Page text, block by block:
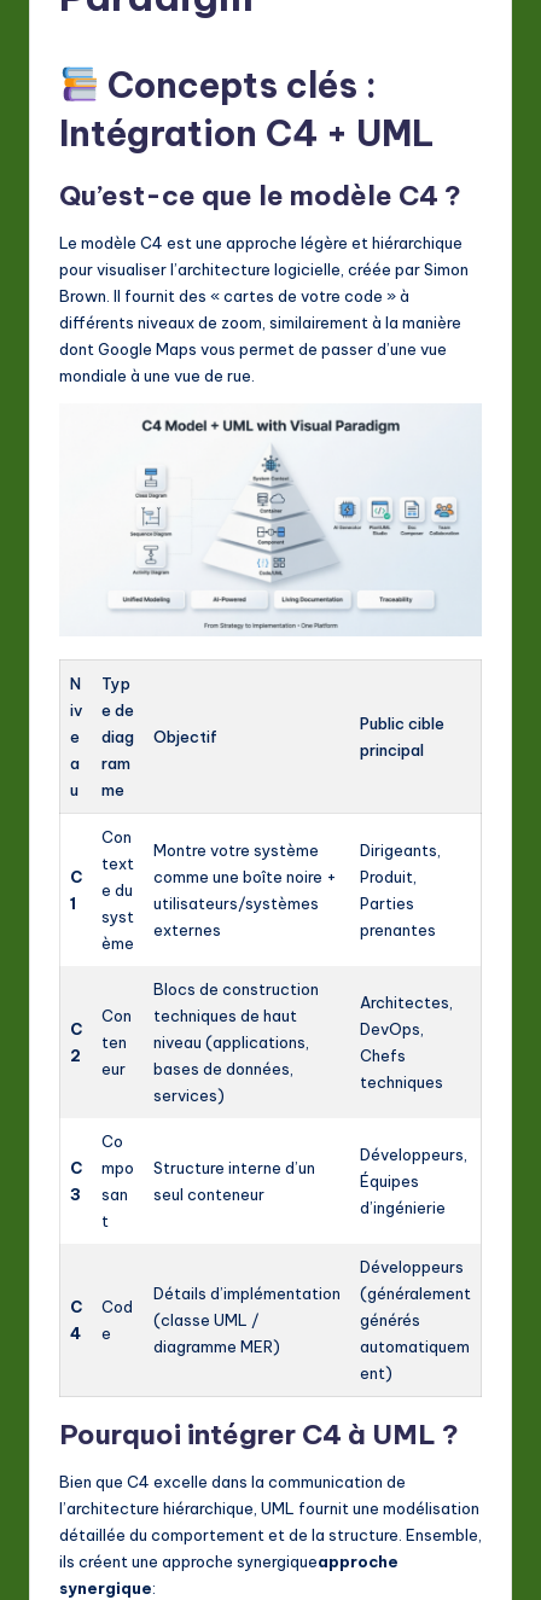
L
Concepts clés :
Intégration C4 + UML
Qu’est-ce que le modèle C4 ?
Le modèle C4 est une approche légère et hiérarchique
pour visualiser l’architecture logicielle, créée par Simon
Brown. Il fournit des « cartes de votre code » à
différents niveaux de zoom, similairement à la manière
dont Google Maps vous permet de passer d’une vue
mondiale à une vue de rue.
N
iv
e
a
u
Typ
e de
diag
ram
me
Objectif
Public cible
principal
C
1
Con
text
e du
syst
ème
Montre votre système
comme une boîte noire +
utilisateurs/systèmes
externes
Dirigeants,
Produit,
Parties
prenantes
C
2
Con
ten
eur
Blocs de construction
techniques de haut
niveau (applications,
bases de données,
services)
Architectes,
DevOps,
Chefs
techniques
C
3
Co
mpo
san
t
Structure interne d’un
seul conteneur
Développeurs,
Équipes
d’ingénierie
C
4
Cod
e
Détails d’implémentation
(classe UML /
diagramme MER)
Développeurs
(généralement
générés
automatiquem
ent)
Pourquoi intégrer C4 à UML ?
Bien que C4 excelle dans la communication de
l’architecture hiérarchique, UML fournit une modélisation
détaillée du comportement et de la structure. Ensemble,
ils créent une approche synergiqueapproche
synergique: